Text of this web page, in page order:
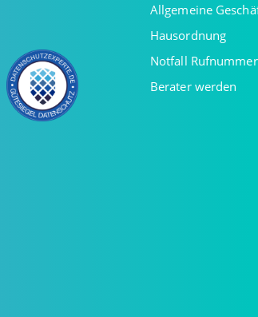
Allgemeine
Hausordnung
Notfall
Berater werden